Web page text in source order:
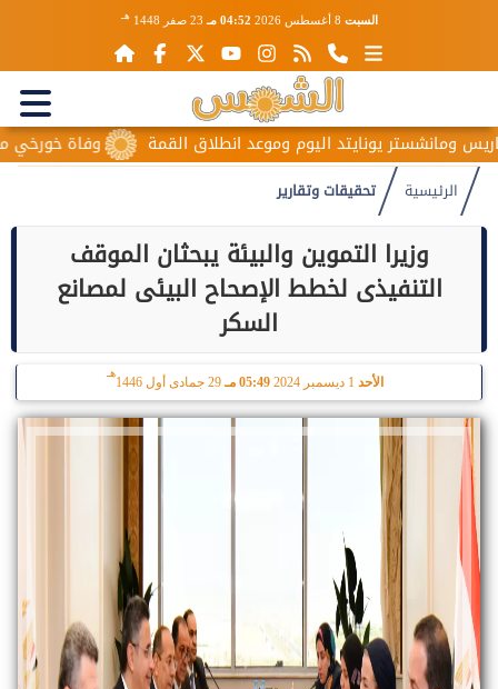
السبت 04:52 مـ 23 صفر 1448 هـ
وفاة خورخي ميسي والد يونايتد اليوم وموعد انطلاق القمة
الرئيسية تحقيقات وتقارير
وزيرا التموين والبيئة يبحثان الموقف
التنفيذى لخطط الإصحاح البيئى لمصانع
السكر
الأحد 05:49 مـ 29 جمادى أول 1446
هـ